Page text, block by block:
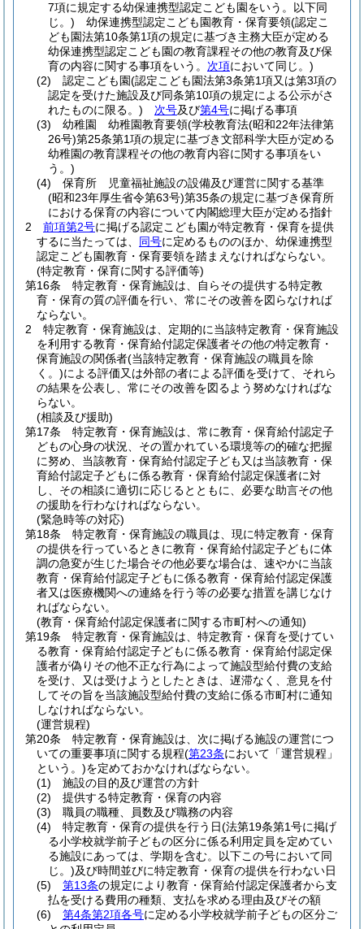
7項に規定する幼保連携型認定こども園をいう。以下同
じ。) 幼保連携型認定こども園教育・保育要領(認定こ
ども園法第10条第1項の規定に基づき主務大臣が定める
幼保連携型認定こども園の教育課程その他の教育及び保
育の内容に関する事項をいう。 次項において同じ。)
(2)
認定こども園(認定こども園法第3条第1項又は第3項の
認定を受けた施設及び同条第10項の規定による公示がさ
れたものに限る。)
次号及び第4号に掲げる事項
(3)
幼稚園 幼稚園教育要領(学校教育法(昭和22年法律第
26号)第25条第1項の規定に基づき文部科学大臣が定める
幼稚園の教育課程その他の教育内容に関する事項をい
う。)
(4)
保育所 児童福祉施設の設備及び運営に関する基準
(昭和23年厚生省令第63号)第35条の規定に基づき保育所
における保育の内容について内閣総理大臣が定める指針
2
前項第2号に掲げる認定こども園が特定教育・保育を提供
するに当たっては、 同号に定めるもののほか、幼保連携型
認定こども園教育・保育要領を踏まえなければならない。
(特定教育・保育に関する評価等)
第16条
特定教育・保育施設は、自らその提供する特定教
育・保育の質の評価を行い、常にその改善を図らなければ
ならない。
2
特定教育・保育施設は、定期的に当該特定教育・保育施設
を利用する教育・保育給付認定保護者その他の特定教育・
保育施設の関係者(当該特定教育・保育施設の職員を除
く。)による評価又は外部の者による評価を受けて、それら
の結果を公表し、常にその改善を図るよう努めなければな
らない。
(相談及び援助)
第17条
特定教育・保育施設は、常に教育・保育給付認定子
どもの心身の状況、その置かれている環境等の的確な把握
に努め、当該教育・保育給付認定子ども又は当該教育・保
育給付認定子どもに係る教育・保育給付認定保護者に対
し、その相談に適切に応じるとともに、必要な助言その他
の援助を行わなければならない。
(緊急時等の対応)
第18条
特定教育・保育施設の職員は、現に特定教育・保育
の提供を行っているときに教育・保育給付認定子どもに体
調の急変が生じた場合その他必要な場合は、速やかに当該
教育・保育給付認定子どもに係る教育・保育給付認定保護
者又は医療機関への連絡を行う等の必要な措置を講じなけ
ればならない。
(教育・保育給付認定保護者に関する市町村への通知)
第19条
特定教育・保育施設は、特定教育・保育を受けてい
る教育・保育給付認定子どもに係る教育・保育給付認定保
護者が偽りその他不正な行為によって施設型給付費の支給
を受け、又は受けようとしたときは、遅滞なく、意見を付
してその旨を当該施設型給付費の支給に係る市町村に通知
しなければならない。
(運営規程)
第20条
特定教育・保育施設は、次に掲げる施設の運営につ
いての重要事項に関する規程(第23条において「運営規程」
という。)を定めておかなければならない。
(1)
施設の目的及び運営の方針
(2)
提供する特定教育・保育の内容
(3)
職員の職種、員数及び職務の内容
(4)
特定教育・保育の提供を行う日(法第19条第1号に掲げ
る小学校就学前子どもの区分に係る利用定員を定めてい
る施設にあっては、学期を含む。以下この号において同
じ。)及び時間並びに特定教育・保育の提供を行わない日
(5)
第13条の規定により教育・保育給付認定保護者から支
払を受ける費用の種類、支払を求める理由及びその額
(6)
第4条第2項各号に定める小学校就学前子どもの区分ご